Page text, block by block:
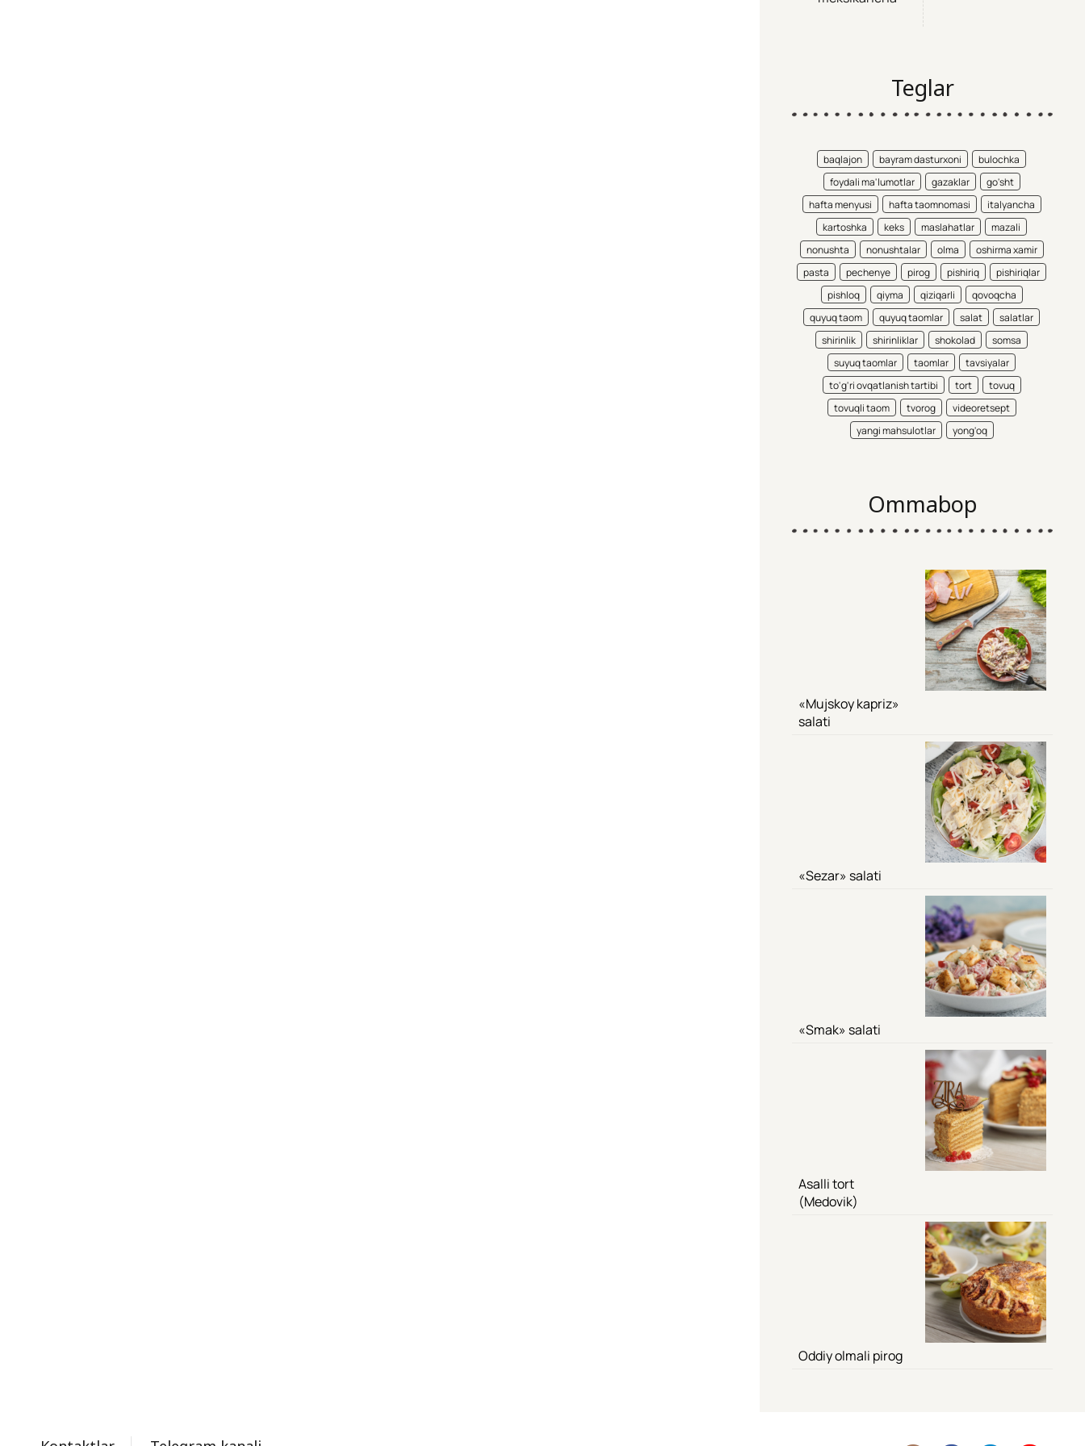
Teglar
baqlajon bayram dasturxoni
bulochka
foydali ma'lumotlar
gazaklar
go'sht
hafta menyusi
hafta taomnomasi
italyancha
kartoshka
keks maslahatlar
mazali
nonushta
nonushtalar olma
oshirma xamir
pasta
pechenye pirog pishiriq
pishiriqlar
pishloq
qiyma qiziqarli
qovoqcha
quyuq taom
quyuq taomlar salat
salatlar
shirinlik
shirinliklar shokolad
somsa
suyuq taomlar
taomlar
tavsiyalar
to'g'ri ovqatlanish tartibi
tort
tovuq
tovuqli taom
tvorog
videoretsept
yangi mahsulotlar
yong'oq
Ommabop
«Mujskoy kapriz»
salati
«Sezar» salati
«Smak» salati
Asalli tort
(Medovik)
Oddiy olmali pirog